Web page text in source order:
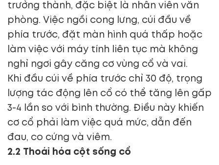
trưởng thành, đặc biệt là nhân viên văn
phòng. Việc ngồi cong lưng, cúi đầu về
phía trước, đặt màn hình quá thấp hoặc
làm việc với máy tính liên tục mà không
nghỉ ngơi gây căng cơ vùng cổ và vai.
Khi đầu cúi về phía trước chỉ 30 độ, trọng
lượng tác động lên cổ có thể tăng lên gấp
3-4 lần so với bình thường. Điều này khiến
cơ cổ phải làm việc quá mức, dẫn đến
đau, co cứng và viêm.
2.2 Thoái hóa cột sống cổ